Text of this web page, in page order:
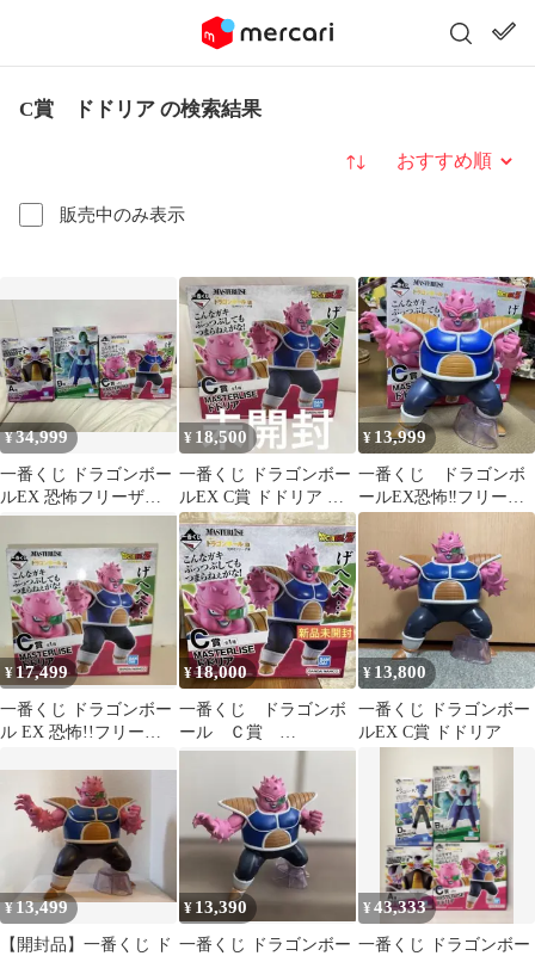
C賞 ドドリア の検索結果
販売中のみ表示
並び替え
¥34,999
一番くじ ドラゴンボー
ルEX 恐怖フリーザ軍
フリーザ ザーボン
ドドリア
¥ 18,500
一番くじ ドラゴンボー
ルEX C賞 ドドリア フ
ィギュア
¥ 13,999
一番くじ ドラゴンボ
ールEX恐怖‼︎フリーザ
軍 C賞 ドドリア
¥17,499
一番くじ ドラゴンボー
ル EX 恐怖!!フリーザ
¥18,000
一番くじ ドラゴンボ
ール Ｃ賞
MASTERLISE ドドリア
¥ 13,800
一番くじ ドラゴンボー
ルEX C賞 ドドリア
¥ 13,499
【開封品】一番くじ ド
¥ 13,390
一番くじ ドラゴンボー
¥43,333
一番くじ ドラゴンボー